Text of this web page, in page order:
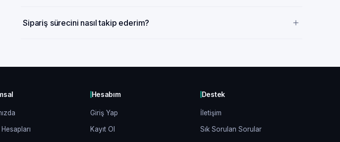
Sipariş sürecini nasıl takip ederim?
Hesabım
Giriş Yap
Kayıt Ol
Destek
İletişim
Sık Sorulan Sorular